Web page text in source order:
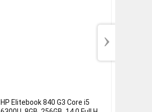
HP Elitebook 840 G3 Core i5
›